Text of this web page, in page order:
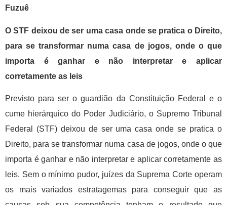
Fuzuê
O STF deixou de ser uma casa onde se pratica o Direito,
para se transformar numa casa de jogos, onde o que
importa é ganhar e não interpretar e aplicar
corretamente as leis
Previsto para ser o guardião da Constituição Federal e o
cume hierárquico do Poder Judiciário, o Supremo Tribunal
Federal (STF) deixou de ser uma casa onde se pratica o
Direito, para se transformar numa casa de jogos, onde o que
importa é ganhar e não interpretar e aplicar corretamente as
leis. Sem o mínimo pudor, juízes da Suprema Corte operam
os mais variados estratagemas para conseguir que as